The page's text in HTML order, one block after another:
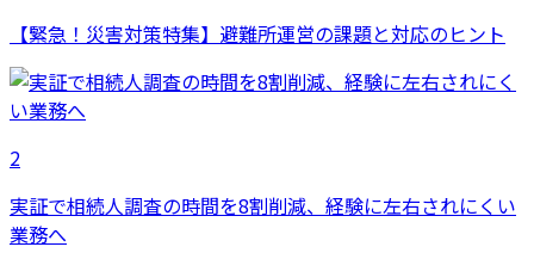
【緊急！災害対策特集】避難所運営の課題と対応のヒント
2
実証で相続人調査の時間を8割削減、経験に左右されにくい
業務へ